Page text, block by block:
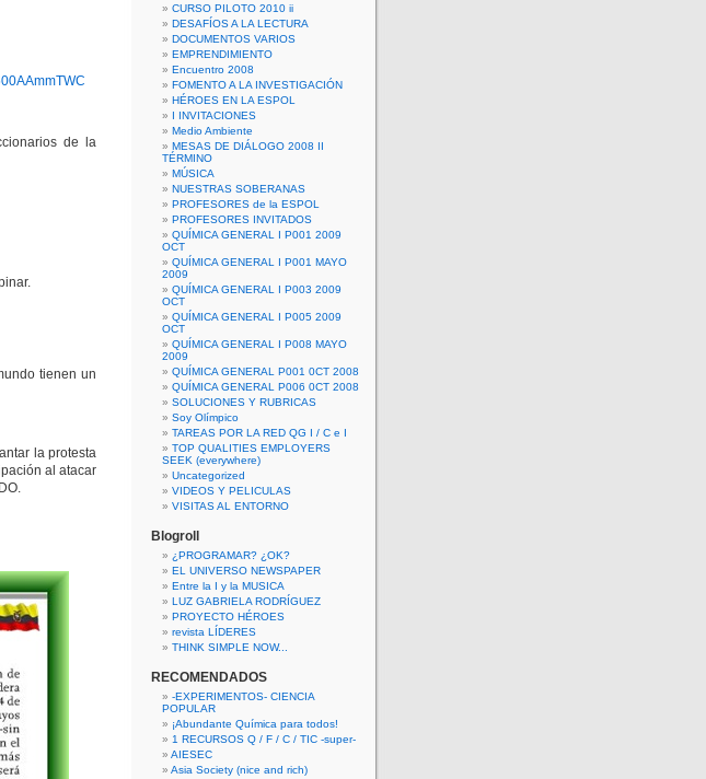
de la
tienen un
la protesta
al atacar
CURSO PILOTO 2010 ii
DESAFÍOS A LA LECTURA
DOCUMENTOS VARIOS
EMPRENDIMIENTO
Encuentro 2008
FOMENTO A LA INVESTIGACIÓN
HÉROES EN LA ESPOL
I INVITACIONES
Medio Ambiente
MESAS DE DIÁLOGO 2008 II
TÉRMINO
MÚSICA
NUESTRAS SOBERANAS
PROFESORES de la ESPOL
PROFESORES INVITADOS
QUÍMICA GENERAL I P001 2009
OCT
QUÍMICA GENERAL I P001 MAYO
2009
QUÍMICA GENERAL I P003 2009
OCT
QUÍMICA GENERAL I P005 2009
OCT
QUÍMICA GENERAL I P008 MAYO
2009
QUÍMICA GENERAL P001 0CT 2008
QUÍMICA GENERAL P006 0CT 2008
SOLUCIONES Y RUBRICAS
Soy Olímpico
TAREAS POR LA RED QG I / C e I
TOP QUALITIES EMPLOYERS
SEEK (everywhere)
Uncategorized
VIDEOS Y PELICULAS
VISITAS AL ENTORNO
Blogroll
¿PROGRAMAR? ¿OK?
EL UNIVERSO NEWSPAPER
Entre la I y la MUSICA
LUZ GABRIELA RODRÍGUEZ
PROYECTO HÉROES
revista LÍDERES
THINK SIMPLE NOW...
RECOMENDADOS
-EXPERIMENTOS- CIENCIA
POPULAR
¡Abundante Química para todos!
1 RECURSOS Q / F / C / TIC -super-
AIESEC
Asia Society (nice and rich)